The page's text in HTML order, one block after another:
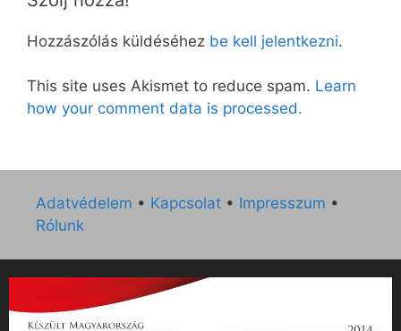
Hozzászólás küldéséhez be kell jelentkezni.
This site uses Akismet to reduce spam. Learn
how your comment data is processed.
Adatvédelem • Kapcsolat • Impresszum •
Rólunk